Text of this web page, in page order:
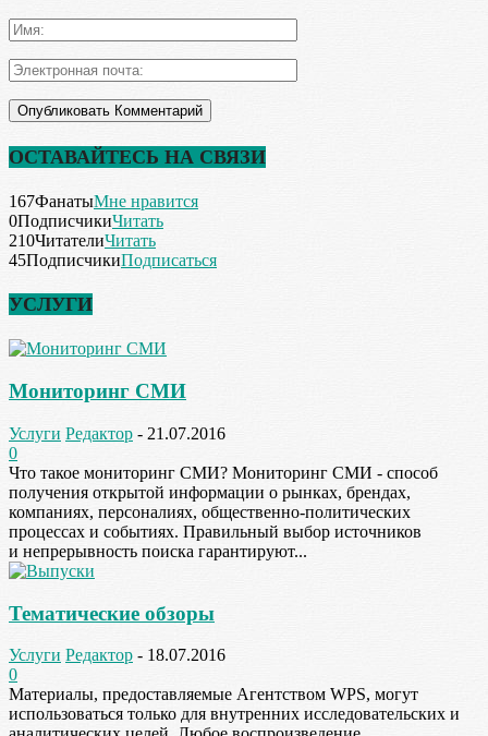
ОСТАВАЙТЕСЬ НА СВЯЗИ
167ФанатыМне нравится
0ПодписчикиЧитать
210ЧитателиЧитать
45ПодписчикиПодписаться
УСЛУГИ
Мониторинг СМИ
Услуги Редактор - 21.07.2016
0
Что такое мониторинг СМИ? Мониторинг СМИ - способ
получения открытой информации о рынках, брендах,
компаниях, персоналиях, общественно-политических
процессах и событиях. Правильный выбор источников
и непрерывность поиска гарантируют...
Тематические обзоры
Услуги Редактор - 18.07.2016
0
Материалы, предоставляемые Агентством WPS, могут
использоваться только для внутренних исследовательских и